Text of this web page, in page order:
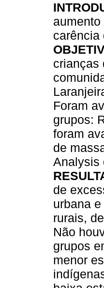
carência
crianças
Foram
grupos:
foram
de
Analysis
de
urbana
rurais,
Não
grupos
menor